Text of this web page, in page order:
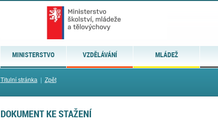
MINISTERSTVO VZDĚLÁVÁNÍ MLÁDEŽ
Titulní stránka| Zpět
DOKUMENT KE STAŽENÍ